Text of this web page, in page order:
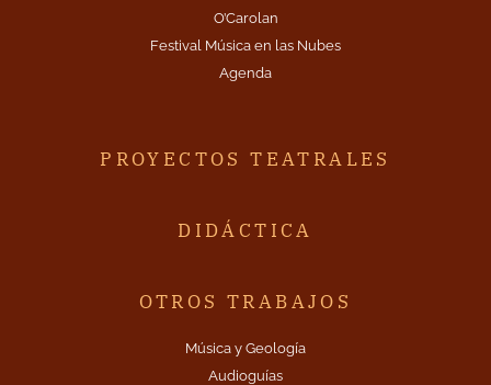
O’Carolan
Festival Música en las Nubes
Agenda
PROYECTOS TEATRALES
DIDÁCTICA
OTROS TRABAJOS
Música y Geología
Audioguías